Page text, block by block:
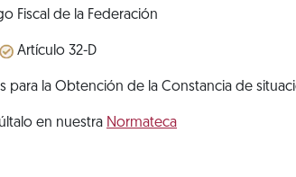
Fiscal de la Federación
Artículo 32-D
para la Obtención de la Constancia de
en nuestra Normateca